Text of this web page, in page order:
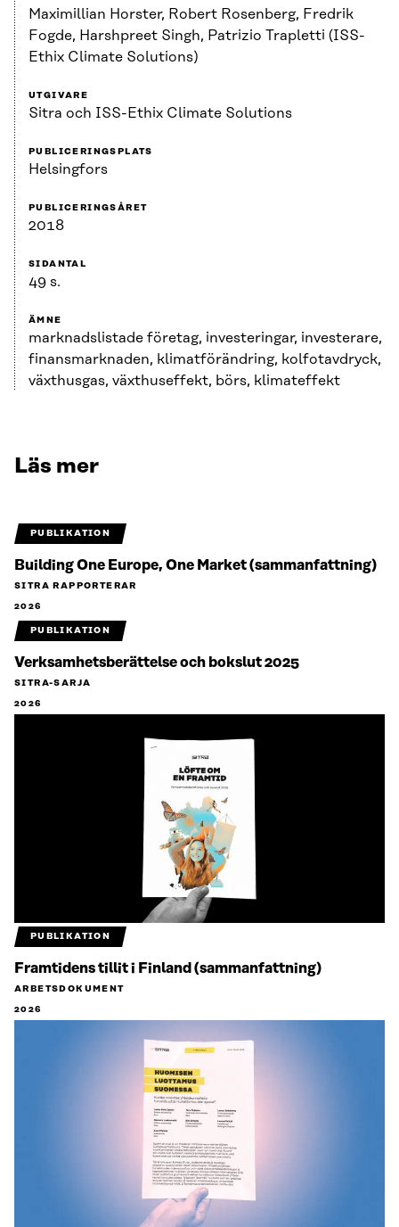
Maximillian Horster, Robert Rosenberg, Fredrik
Fogde, Harshpreet Singh, Patrizio Trapletti (ISS-
Ethix Climate Solutions)
UTGIVARE
Sitra och ISS-Ethix Climate Solutions
PUBLICERINGSPLATS
Helsingfors
PUBLICERINGSÅRET
2018
SIDANTAL
49 s.
ÄMNE
marknadslistade företag, investeringar, investerare,
finansmarknaden, klimatförändring, kolfotavdryck,
växthusgas, växthuseffekt, börs, klimateffekt
Läs mer
PUBLIKATION
Building One Europe, One Market (sammanfattning)
SITRA RAPPORTERAR
2026
PUBLIKATION
Verksamhetsberättelse och bokslut 2025
SITRA-SARJA
2026
PUBLIKATION
Framtidens tillit i Finland (sammanfattning)
ARBETSDOKUMENT
2026